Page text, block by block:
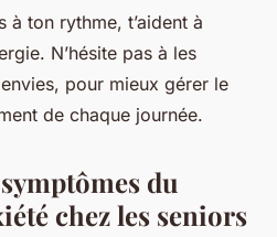
à ton rythme, t’aident à
N’hésite pas à les
pour mieux gérer le
de chaque journée.
du
chez les seniors